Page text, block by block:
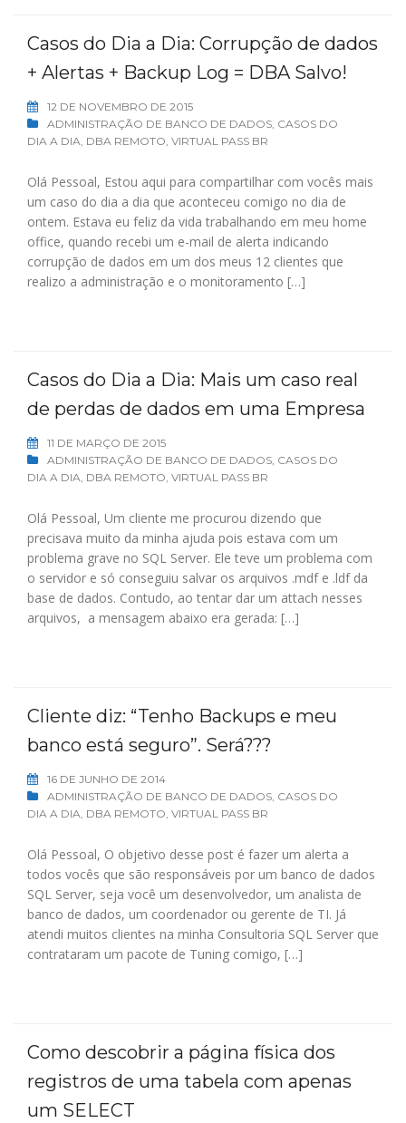
Casos do Dia a Dia: Corrupção de dados
+ Alertas + Backup Log = DBA Salvo!
12 DE NOVEMBRO DE 2015
ADMINISTRAÇÃO DE BANCO DE DADOS, CASOS DO
DIA A DIA, DBA REMOTO, VIRTUAL PASS BR
Olá Pessoal, Estou aqui para compartilhar com vocês mais
um caso do dia a dia que aconteceu comigo no dia de
ontem. Estava eu feliz da vida trabalhando em meu home
office, quando recebi um e-mail de alerta indicando
corrupção de dados em um dos meus 12 clientes que
realizo a administração e o monitoramento […]
Casos do Dia a Dia: Mais um caso real
de perdas de dados em uma Empresa
11 DE MARÇO DE 2015
ADMINISTRAÇÃO DE BANCO DE DADOS, CASOS DO
DIA A DIA, DBA REMOTO, VIRTUAL PASS BR
Olá Pessoal, Um cliente me procurou dizendo que
precisava muito da minha ajuda pois estava com um
problema grave no SQL Server. Ele teve um problema com
o servidor e só conseguiu salvar os arquivos .mdf e .ldf da
base de dados. Contudo, ao tentar dar um attach nesses
arquivos, a mensagem abaixo era gerada: […]
Cliente diz: “Tenho Backups e meu
banco está seguro”. Será???
16 DE JUNHO DE 2014
ADMINISTRAÇÃO DE BANCO DE DADOS, CASOS DO
DIA A DIA, DBA REMOTO, VIRTUAL PASS BR
Olá Pessoal, O objetivo desse post é fazer um alerta a
todos vocês que são responsáveis por um banco de dados
SQL Server, seja você um desenvolvedor, um analista de
banco de dados, um coordenador ou gerente de TI. Já
atendi muitos clientes na minha Consultoria SQL Server que
contrataram um pacote de Tuning comigo, […]
Como descobrir a página física dos
registros de uma tabela com apenas
um SELECT